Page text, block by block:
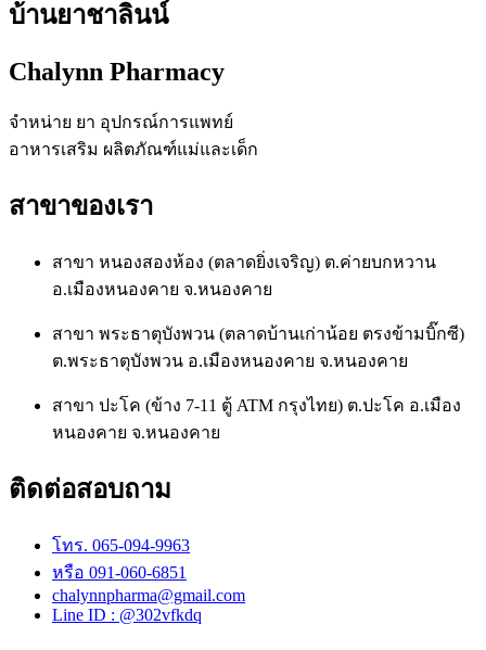
บ้านยาชาลินน์
Chalynn Pharmacy
จำหน่าย ยา อุปกรณ์การแพทย์
อาหารเสริม ผลิตภัณฑ์แม่และเด็ก
สาขาของเรา
สาขา หนองสองห้อง (ตลาดยิ่งเจริญ) ต.ค่ายบกหวาน
อ.เมืองหนองคาย จ.หนองคาย
สาขา พระธาตุบังพวน (ตลาดบ้านเก่าน้อย ตรงข้ามบิ๊กซี)
ต.พระธาตุบังพวน อ.เมืองหนองคาย จ.หนองคาย
สาขา ปะโค (ข้าง 7-11 ตู้ ATM กรุงไทย) ต.ปะโค อ.เมือง
หนองคาย จ.หนองคาย
ติดต่อสอบถาม
โทร. 065-094-9963
หรือ 091-060-6851
chalynnpharma@gmail.com
Line ID : @302vfkdq